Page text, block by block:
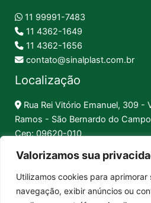
Valorizamos sua
Utilizamos cookies para
navegação, exibir anúncios ou
11 99991-7483
11 4362-1649
11 4362-1656
contato@sinalplast.com.br
Localização
Rua Rei Vitório Emanuel, 309 -
Ramos - São Bernardo do
Cep: 09620-010
Pix │ Boleto │ Cartão